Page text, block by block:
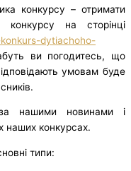
конкурсу – отримати
на сторінці
dytiachoho-
ви погодитесь, що
умовам буде
нашими новинами і
наших конкурсах.
типи: